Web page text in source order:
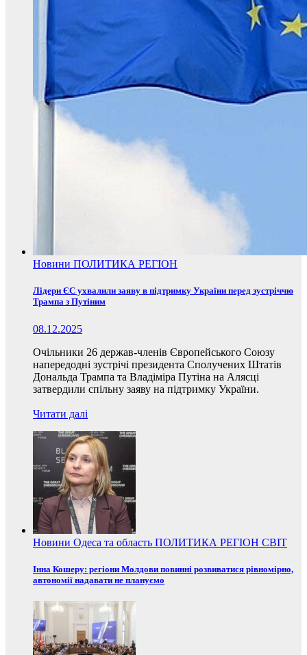
Новини ПОЛИТИКА РЕГІОН
Лідери ЄС ухвалили заяву в підтримку України перед зустріччю
Трампа з Путіним
08.12.2025
Очільники 26 держав-членів Європейського Союзу
напередодні зустрічі президента Сполучених Штатів
Дональда Трампа та Владіміра Путіна на Алясці
затвердили спільну заяву на підтримку України.
Читати далі
Новини Одеса та область ПОЛИТИКА РЕГІОН СВІТ
Інна Кошеру: регіони Молдови повинні розвиватися рівномірно,
автономії надавати не плануємо